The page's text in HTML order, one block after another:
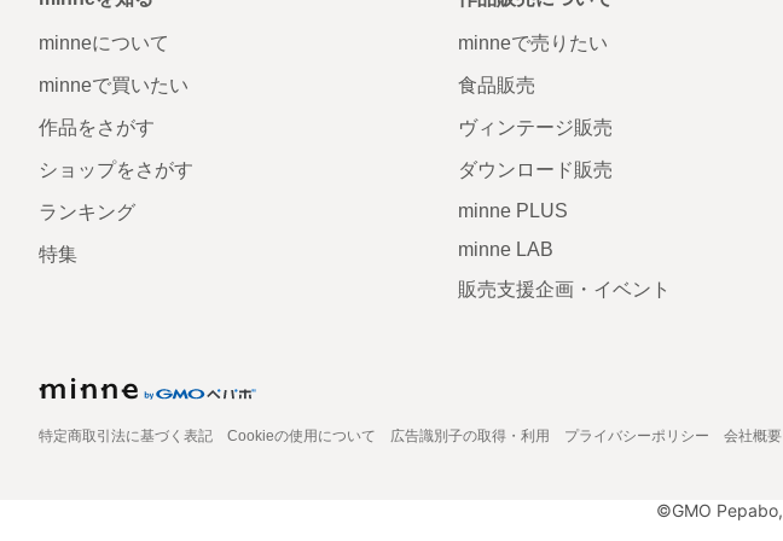
minneについて
minneで買いたい
作品をさがす
ショップをさがす
ランキング
特集
minneで売りたい
食品販売
ヴィンテージ販売
ダウンロード販売
minne PLUS
minne LAB
販売支援企画・イベント
特定商取引法に基づく表記 Cookieの使用について 広告識別子の取得・利用 プライバシーポリシー 会社概要
©GMO